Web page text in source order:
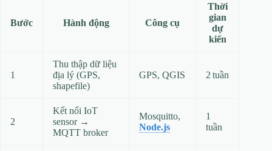
Bước Hành động Công cụ
Thời
gian
dự
kiến
1
Thu thập dữ liệu
địa lý (GPS,
shapefile)
GPS, QGIS 2 tuần
2
Kết nối IoT
sensor →
MQTT broker
Mosquitto,
Node.js
1
tuần